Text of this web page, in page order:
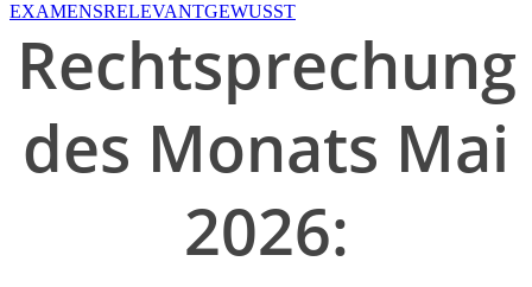
EXAMENSRELEVANTGEWUSST
Rechtsprechung
des Monats Mai
2026: